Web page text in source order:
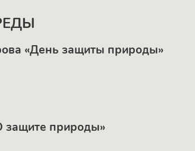
«День защиты природы»
защите природы»